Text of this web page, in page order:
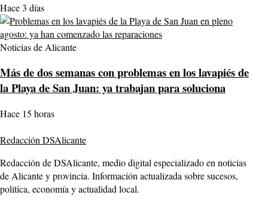
Hace 3 días
Noticias de Alicante
Más de dos semanas con problemas en los lavapiés de
la Playa de San Juan: ya trabajan para soluciona
Hace 15 horas
Redacción DSAlicante
Redacción de DSAlicante, medio digital especializado en noticias
de Alicante y provincia. Información actualizada sobre sucesos,
política, economía y actualidad local.